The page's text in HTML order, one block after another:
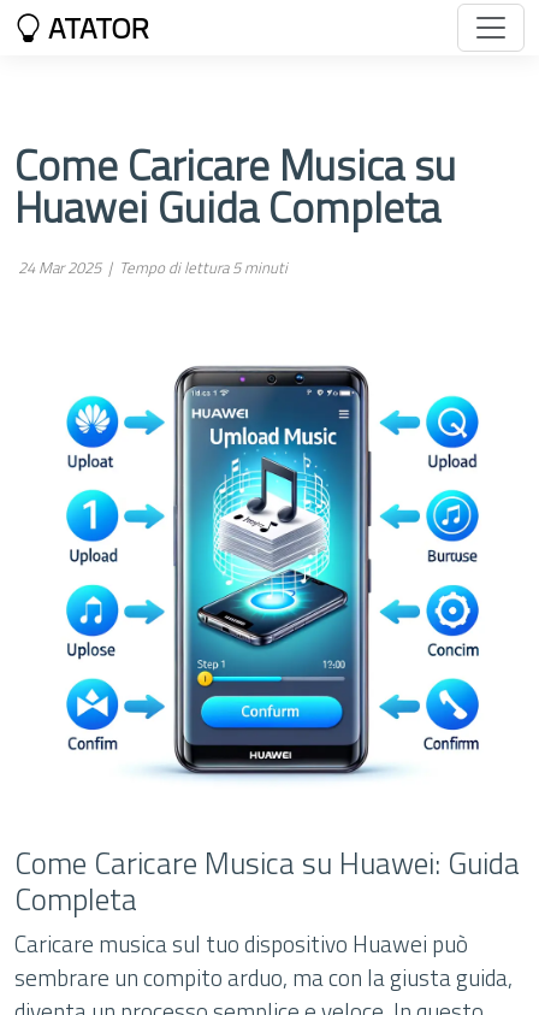
ATATOR
Come Caricare Musica su
Huawei Guida Completa
24 Mar 2025 | Tempo di lettura 5 minuti
Come Caricare Musica su Huawei: Guida
Completa
Caricare musica sul tuo dispositivo Huawei può
sembrare un compito arduo, ma con la giusta guida,